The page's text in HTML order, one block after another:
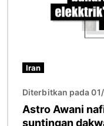
Iran
Diterbitkan pada
Astro Awani
suntingan